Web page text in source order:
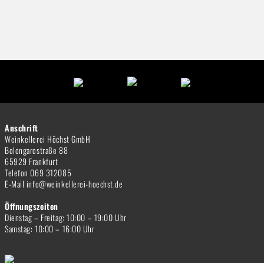
Anschrift
Weinkellerei Höchst GmbH
Bolongarostraße 88
65929 Frankfurt
Telefon 069 312085
E-Mail info@weinkellerei-hoechst.de
Öffnungszeiten
Dienstag – Freitag: 10:00 – 19:00 Uhr
Samstag: 10:00 – 16:00 Uhr